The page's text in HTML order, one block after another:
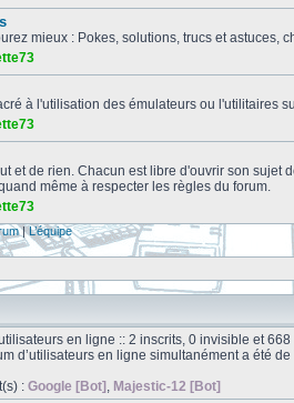
mieux : Pokes, solutions, trucs et astuces,
à l'utilisation des émulateurs ou l'utilitaires
et de rien. Chacun est libre d'ouvrir son
même à respecter les règles du forum.
|L’équipe
en ligne :: 2 inscrits, 0 invisible et
d’utilisateurs en ligne simultanément a été de
: Google [Bot] , Majestic-12 [Bot]